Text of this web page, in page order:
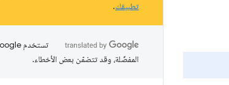
تطبيقك.
المفضّلة، وقد تتضمّن بعض الأخطاء.